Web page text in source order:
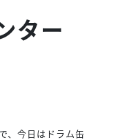
ター
、今日はドラム缶